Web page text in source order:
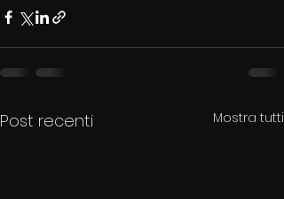
Post recenti Mostra tutti